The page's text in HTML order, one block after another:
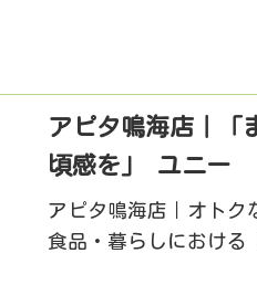
アピタ鳴海店｜「
頃感を」 ユニー
アピタ鳴海店｜オトク
食品・暮らしにおける